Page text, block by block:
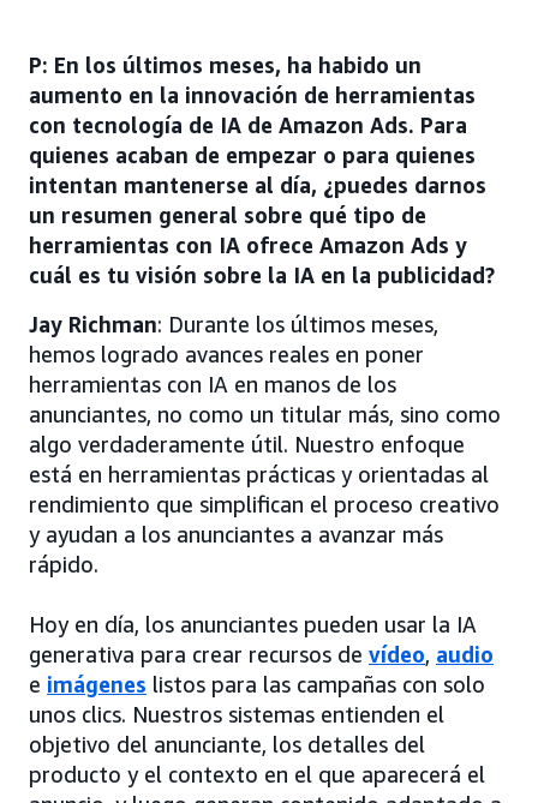
P: En los últimos meses, ha habido un
aumento en la innovación de herramientas
con tecnología de IA de Amazon Ads. Para
quienes acaban de empezar o para quienes
intentan mantenerse al día, ¿puedes darnos
un resumen general sobre qué tipo de
herramientas con IA ofrece Amazon Ads y
cuál es tu visión sobre la IA en la publicidad?
Jay Richman: Durante los últimos meses,
hemos logrado avances reales en poner
herramientas con IA en manos de los
anunciantes, no como un titular más, sino como
algo verdaderamente útil. Nuestro enfoque
está en herramientas prácticas y orientadas al
rendimiento que simplifican el proceso creativo
y ayudan a los anunciantes a avanzar más
rápido.
Hoy en día, los anunciantes pueden usar la IA
generativa para crear recursos de vídeo, audio
e imágenes listos para las campañas con solo
unos clics. Nuestros sistemas entienden el
objetivo del anunciante, los detalles del
producto y el contexto en el que aparecerá el